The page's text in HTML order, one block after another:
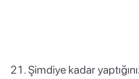
Şimdiye kadar